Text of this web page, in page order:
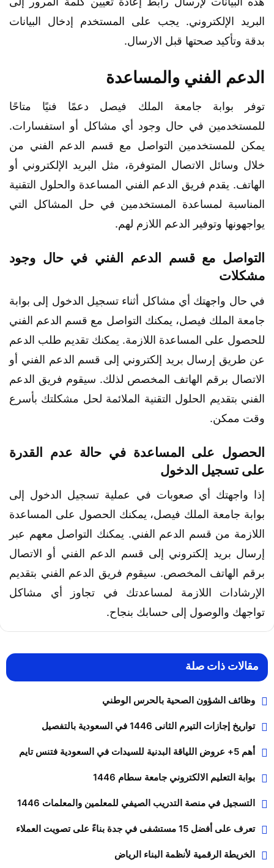
البريد الإلكتروني. يجب على المستخدم إدخال البيانات
بدقة وتأكيد صحتها قبل الارسال.
الدعم الفني والمساعدة
توفر بوابة جامعة الملك فيصل دعمًا فنيًا متاحًا
للمستخدمين في حال وجود أي مشاكل أو استفسارات.
يمكن للمستخدمين التواصل مع قسم الدعم الفني من
خلال وسائل الاتصال المتوفرة، مثل البريد الإلكتروني أو
الهاتف. يقدم فريق الدعم الفني المساعدة والحلول التقنية
المناسبة لمساعدة المستخدمين في حل المشاكل التي
يواجهونها وتوفير الدعم اللازم لهم.
التواصل مع قسم الدعم الفني في حال وجود
مشكلات
في حال واجهتك أي مشاكل أثناء تسجيل الدخول إلى بوابة
جامعة الملك فيصل، يمكنك التواصل مع قسم الدعم الفني
للحصول على المساعدة اللازمة. يمكنك تقديم طلب الدعم
عن طريق إرسال بريد إلكتروني إلى قسم الدعم الفني أو
الاتصال برقم الهاتف المخصص لذلك. سيقوم فريق الدعم
الفني بتقديم الحلول التقنية الملائمة لحل مشكلتك بأسرع
وقت ممكن.
الحصول على المساعدة في حالة عدم القدرة
على تسجيل الدخول
إذا واجهتك أي صعوبات في عملية تسجيل الدخول إلى
بوابة جامعة الملك فيصل، يمكنك الحصول على المساعدة
اللازمة من قسم الدعم الفني. يمكنك التواصل معهم عبر
إرسال بريد إلكتروني إلى قسم الدعم الفني أو الاتصال
برقم الهاتف المخصص. سيقوم فريق الدعم الفني بتقديم
الإرشادات اللازمة لمساعدتك في تجاوز أي مشاكل
تواجهك والوصول إلى حسابك بنجاح.
مقالات ذات صلة
وظائف الشؤون الصحية بالحرس الوطني
تواريخ إجازات التيرم الثانى 1446 في السعودية بالتفصيل
أهم 5+ عروض اللياقة البدنية للسيدات في السعودية فتنس تايم
بوابة التعليم الالكتروني جامعة سطام 1446
التسجيل في منصة التدريب الصيفي للمعلمين والمعلمات 1446
تعرف على أفضل 15 مستشفى في جدة بناءً على تصويت العملاء
الخريطة الرقمية لأنظمة البناء الرياض